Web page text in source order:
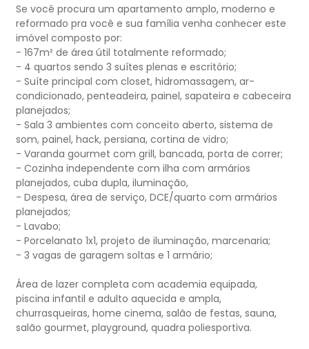
Se você procura um apartamento amplo, moderno e
reformado pra você e sua família venha conhecer este
imóvel composto por:
- 167m² de área útil totalmente reformado;
- 4 quartos sendo 3 suítes plenas e escritório;
- Suíte principal com closet, hidromassagem, ar-
condicionado, penteadeira, painel, sapateira e cabeceira
planejados;
- Sala 3 ambientes com conceito aberto, sistema de
som, painel, hack, persiana, cortina de vidro;
- Varanda gourmet com grill, bancada, porta de correr;
- Cozinha independente com ilha com armários
planejados, cuba dupla, iluminação,
- Despesa, área de serviço, DCE/quarto com armários
planejados;
- Lavabo;
- Porcelanato 1x1, projeto de iluminação, marcenaria;
- 3 vagas de garagem soltas e 1 armário;
Área de lazer completa com academia equipada,
piscina infantil e adulto aquecida e ampla,
churrasqueiras, home cinema, salão de festas, sauna,
salão gourmet, playground, quadra poliesportiva.